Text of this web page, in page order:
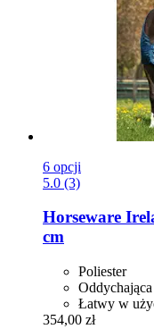
6 opcji
5.0 (3)
Horseware
cm
Poliester
Oddychająca
Łatwy w
354,00 zł